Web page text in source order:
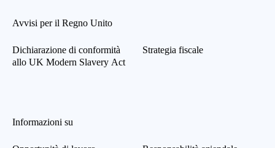
Avvisi per il Regno Unito
Dichiarazione di conformità
allo UK Modern Slavery Act
Strategia fiscale
Informazioni su